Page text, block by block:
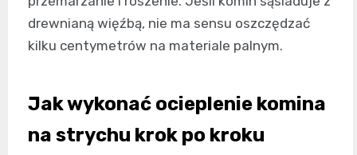
drewnianą więźbą, nie ma sensu oszczędzać
kilku centymetrów na materiale palnym.
Jak wykonać ocieplenie komina
na strychu krok po kroku